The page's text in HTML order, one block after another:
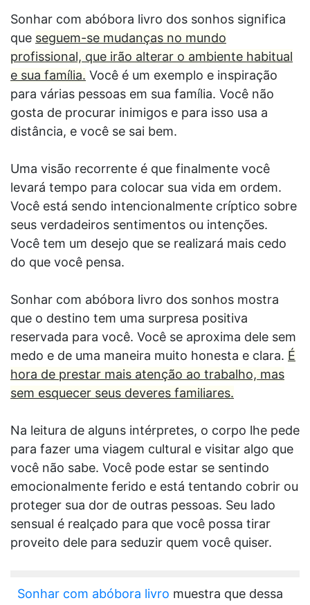
Sonhar com abóbora livro dos sonhos significa
que seguem-se mudanças no mundo
profissional, que irão alterar o ambiente habitual
e sua família. Você é um exemplo e inspiração
para várias pessoas em sua família. Você não
gosta de procurar inimigos e para isso usa a
distância, e você se sai bem.
Uma visão recorrente é que finalmente você
levará tempo para colocar sua vida em ordem.
Você está sendo intencionalmente críptico sobre
seus verdadeiros sentimentos ou intenções.
Você tem um desejo que se realizará mais cedo
do que você pensa.
Sonhar com abóbora livro dos sonhos mostra
que o destino tem uma surpresa positiva
reservada para você. Você se aproxima dele sem
medo e de uma maneira muito honesta e clara. É
hora de prestar mais atenção ao trabalho, mas
sem esquecer seus deveres familiares.
Na leitura de alguns intérpretes, o corpo lhe pede
para fazer uma viagem cultural e visitar algo que
você não sabe. Você pode estar se sentindo
emocionalmente ferido e está tentando cobrir ou
proteger sua dor de outras pessoas. Seu lado
sensual é realçado para que você possa tirar
proveito dele para seduzir quem você quiser.
Sonhar com abóbora livro muestra que dessa